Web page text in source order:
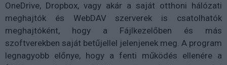
OneDrive, Dropbox, vagy akár a saját otthoni hálózati
meghajtók és WebDAV szerverek is csatolhatók
meghajtóként, hogy a Fájlkezelőben és más
szoftverekben saját betűjellel jelenjenek meg. A program
legnagyobb előnye, hogy a fenti működés ellenére a